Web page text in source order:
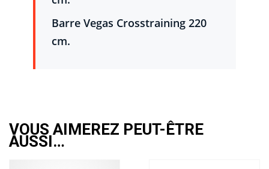
Barre Vegas Crosstraining 220
cm.
VOUS AIMEREZ PEUT-ÊTRE
AUSSI…